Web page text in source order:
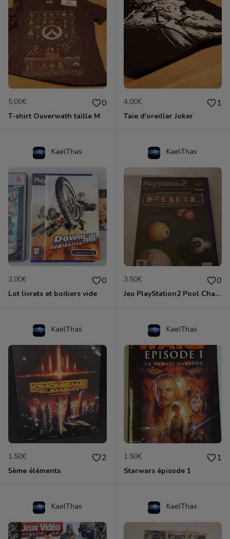
5.00€ 0
T-shirt Ouverwath taille M
4.00€ 1
Taie d'oreiller Joker
KaelThas
2.00€ 0
Lot livrets et boitiers vide
KaelThas
3.50€ 0
Jeu PlayStation2 Pool Championship
KaelThas
1.50€ 2
5ème éléments
KaelThas
1.50€ 1
Starwars épisode 1
KaelThas KaelThas